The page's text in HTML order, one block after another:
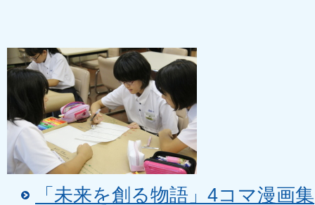
「未来を創る物語」4コマ漫画集